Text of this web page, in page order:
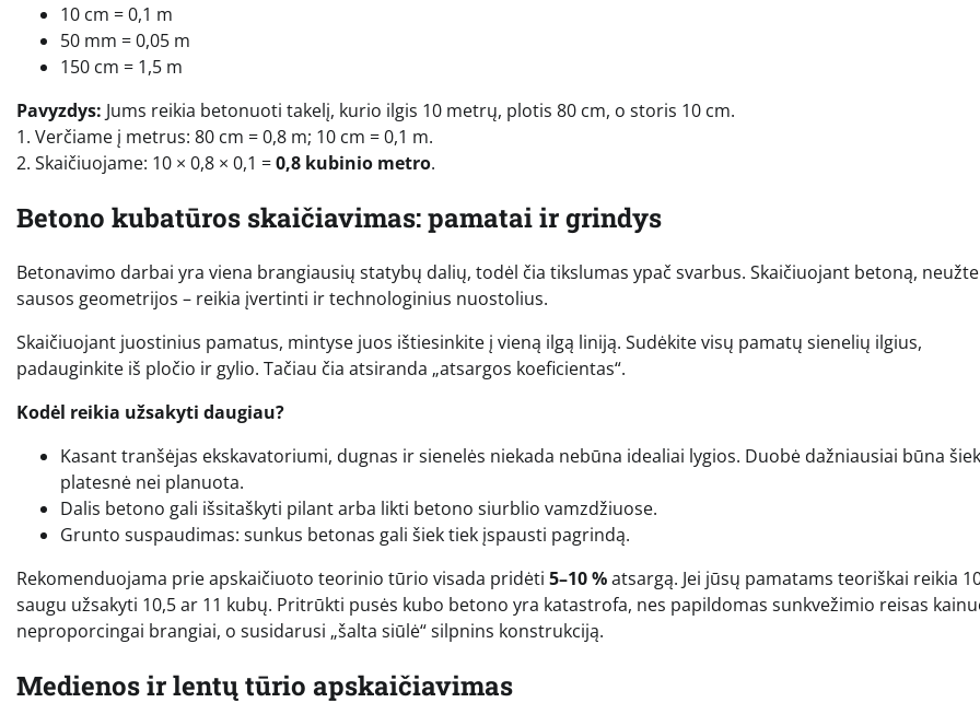
10 cm = 0,1 m
50 mm = 0,05 m
150 cm = 1,5 m
Pavyzdys: Jums reikia betonuoti takelį, kurio ilgis 10 metrų, plotis 80 cm, o storis 10 cm.
1. Verčiame į metrus: 80 cm = 0,8 m; 10 cm = 0,1 m.
2. Skaičiuojame: 10 × 0,8 × 0,1 =0,8 kubinio metro.
Betono kubatūros skaičiavimas: pamatai ir grindys
Betonavimo darbai yra viena brangiausių statybų dalių, todėl čia tikslumas ypač svarbus. Skaičiuojant betoną,
sausos geometrijos – reikia įvertinti ir technologinius nuostolius.
Skaičiuojant juostinius pamatus, mintyse juos ištiesinkite į vieną ilgą liniją. Sudėkite visų pamatų sienelių ilgius,
padauginkite iš pločio ir gylio. Tačiau čia atsiranda „atsargos koeficientas“.
Kodėl reikia užsakyti daugiau?
Kasant tranšėjas ekskavatoriumi, dugnas ir sienelės niekada nebūna idealiai lygios. Duobė dažniausiai būna
platesnė nei planuota.
Dalis betono gali išsitaškyti pilant arba likti betono siurblio vamzdžiuose.
Grunto suspaudimas: sunkus betonas gali šiek tiek įspausti pagrindą.
Rekomenduojama prie apskaičiuoto teorinio tūrio visada pridėti 5–10 %atsargą. Jei jūsų pamatams teoriškai reikia
saugu užsakyti 10,5 ar 11 kubų. Pritrūkti pusės kubo betono yra katastrofa, nes papildomas sunkvežimio reisas
neproporcingai brangiai, o susidarusi „šalta siūlė“ silpnins konstrukciją.
Medienos ir lentų tūrio apskaičiavimas